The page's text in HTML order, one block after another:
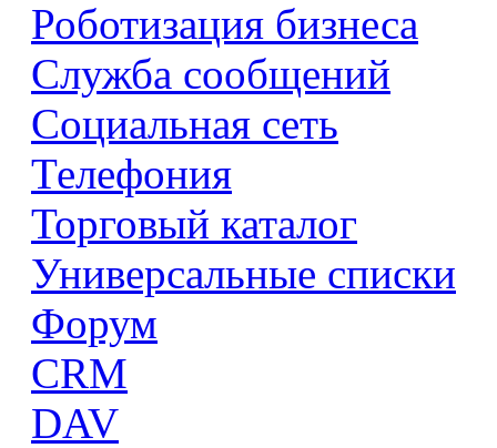
Роботизация бизнеса
Служба сообщений
Социальная сеть
Телефония
Торговый каталог
Универсальные списки
Форум
CRM
DAV